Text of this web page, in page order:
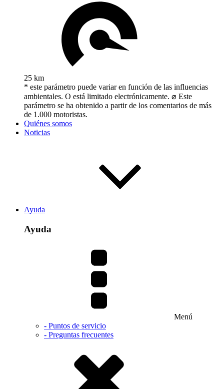
25 km
* este parámetro puede variar en función de las influencias
ambientales. O está limitado electrónicamente. ⌀ Este
parámetro se ha obtenido a partir de los comentarios de más
de 1.000 motoristas.
Quiénes somos
Noticias
Ayuda
Ayuda
Menú
- Puntos de servicio
- Preguntas frecuentes